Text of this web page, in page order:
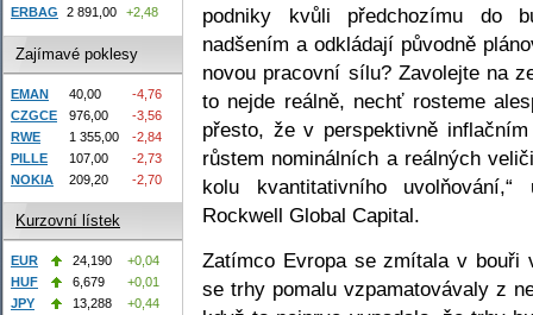
podniky kvůli předchozímu do
nadšením a odkládají původně
novou pracovní sílu? Zavolejte na
to nejde reálně, nechť rosteme
přesto, že v perspektivně
růstem nominálních a reálných
kolu kvantitativního
Rockwell Global Capital.
Zatímco Evropa se zmítala v bouři
se trhy pomalu vzpamatovávaly z
ERBAG
2 891,00 +2,48
Zajímavé poklesy
EMAN 40,00
-4,76
CZGCE
976,00
-3,56
RWE
1 355,00
-2,84
PILLE
107,00
-2,73
NOKIA
209,20 -2,70
Kurzovní lístek
EUR 24,190
+0,04
HUF
6,679
+0,01
JPY
13,288
+0,44